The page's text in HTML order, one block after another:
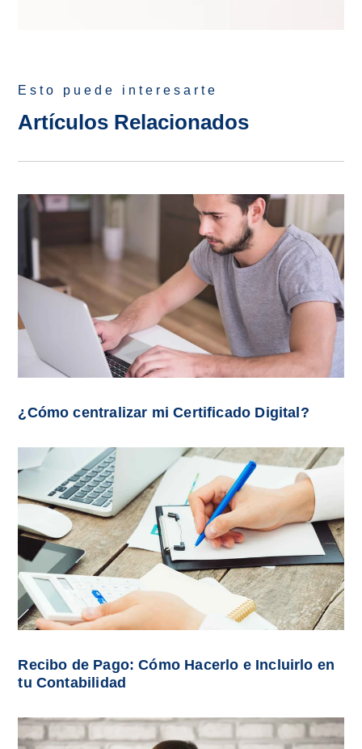
Esto puede interesarte
Artículos Relacionados
¿Cómo centralizar mi Certificado Digital?
Recibo de Pago: Cómo Hacerlo e Incluirlo en
tu Contabilidad